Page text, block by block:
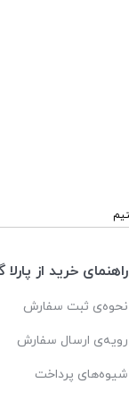
راهنمای خرید از پارلا
نحوه‌ی ثبت سفارش
رویه‌ی ارسال سفارش
شیوه‌های پرداخت